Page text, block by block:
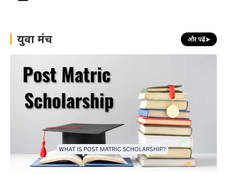
युवा मंच और पढ़ें➤